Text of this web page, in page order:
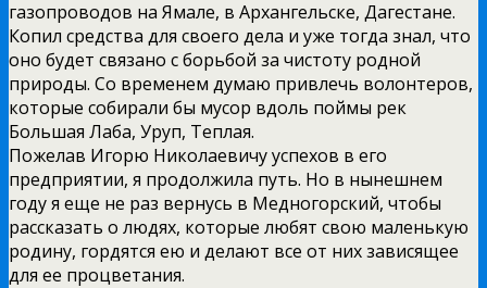
газопроводов на Ямале, в Архангельске, Дагестане.
Копил средства для своего дела и уже тогда знал, что
оно будет связано с борьбой за чистоту родной
природы. Со временем думаю привлечь волонтеров,
которые собирали бы мусор вдоль поймы рек
Большая Лаба, Уруп, Теплая.
Пожелав Игорю Николаевичу успехов в его
предприятии, я продолжила путь. Но в нынешнем
году я еще не раз вернусь в Медногорский, чтобы
рассказать о людях, которые любят свою маленькую
родину, гордятся ею и делают все от них зависящее
для ее процветания.